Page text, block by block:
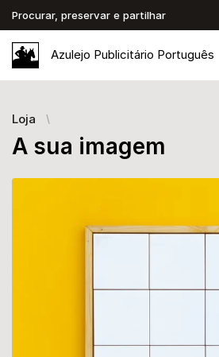
Procurar, preservar e partilhar
Azulejo Publicitário Português
Loja
A sua imagem
Images